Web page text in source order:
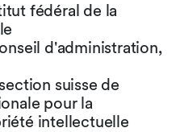
fédéral de la
d'administration,
suisse de
pour la
intellectuelle